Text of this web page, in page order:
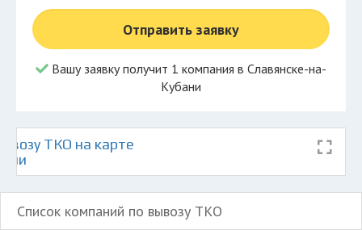
© 2026 Все права защищены
Отправить заявку
Вашу заявку получит 1 компания в Славянске-на-
Кубани
ТКО на карте
Список компаний по вывозу ТКО